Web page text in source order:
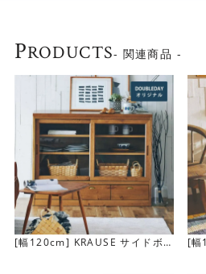
思わず器を集めたくなる抜群の
可動棚板が5枚ついており、約
トやグラスはもちろん、棚板の間
納できちゃいます。
PRODUCTS- 関連商品 -
[幅120cm] KRAUSE サイドボ
[幅